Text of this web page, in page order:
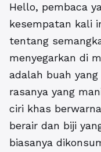
Hello, pembaca
kesempatan kali
tentang
menyegarkan di
adalah buah
rasanya yang
ciri khas
berair dan biji
biasanya